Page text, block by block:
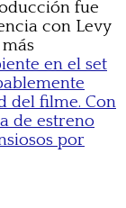
fue
con Levy
en el set
del filme. Con
de estreno
por